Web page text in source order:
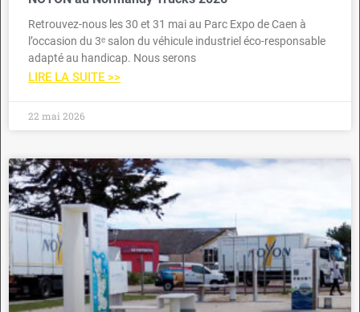
Retrouvez-nous les 30 et 31 mai au Parc Expo de Caen à
l’occasion du 3ᵉ salon du véhicule industriel éco-responsable
adapté au handicap. Nous serons
LIRE LA SUITE >>
22 mai 2026